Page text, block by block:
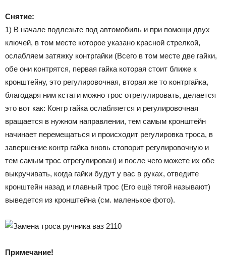
Снятие:
1) В начале подлезьте под автомобиль и при помощи двух
ключей, в том месте которое указано красной стрелкой,
ослабляем затяжку контргайки (Всего в том месте две гайки,
обе они контрятся, первая гайка которая стоит ближе к
кронштейну, это регулировочная, вторая же то контргайка,
благодаря ним кстати можно трос отрегулировать, делается
это вот как: Контр гайка ослабляется и регулировочная
вращается в нужном направлении, тем самым кронштейн
начинает перемещаться и происходит регулировка троса, в
завершение контр гайка вновь стопорит регулировочную и
тем самым трос отрегулирован) и после чего можете их обе
выкручивать, когда гайки будут у вас в руках, отведите
кронштейн назад и главный трос (Его ещё тягой называют)
выведется из кронштейна (см. маленькое фото).
Примечание!